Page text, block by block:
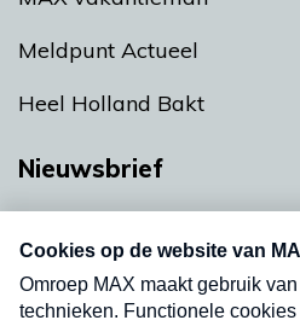
Meldpunt Actueel
Heel Holland Bakt
Nieuwsbrief
nieuwsbrief. Elke vrijdag-
uw mailbox.